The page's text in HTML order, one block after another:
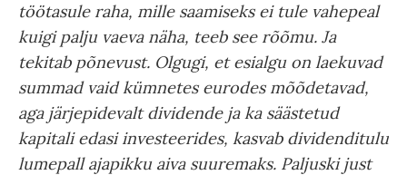
töötasule raha, mille saamiseks ei tule vahepeal
kuigi palju vaeva näha, teeb see rõõmu. Ja
tekitab põnevust. Olgugi, et esialgu on laekuvad
summad vaid kümnetes eurodes mõõdetavad,
aga järjepidevalt dividende ja ka säästetud
kapitali edasi investeerides, kasvab dividenditulu
lumepall ajapikku aiva suuremaks. Paljuski just